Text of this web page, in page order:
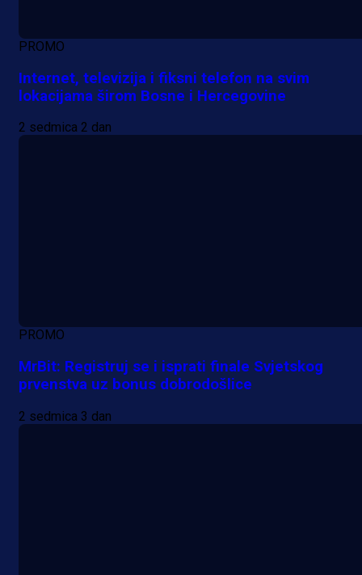
PROMO
Internet, televizija i fiksni telefon na svim
lokacijama širom Bosne i Hercegovine
2 sedmica 2 dan
PROMO
MrBit: Registruj se i isprati finale Svjetskog
prvenstva uz bonus dobrodošlice
2 sedmica 3 dan